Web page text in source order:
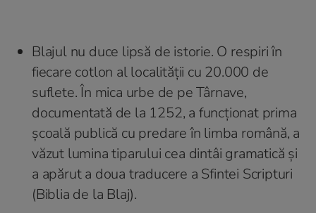
Blajul nu duce lipsă de istorie. O respiri în
fiecare cotlon al localității cu 20.000 de
suflete. În mica urbe de pe Târnave,
documentată de la 1252, a funcționat prima
școală publică cu predare în limba română, a
văzut lumina tiparului cea dintâi gramatică și
a apărut a doua traducere a Sfintei Scripturi
(Biblia de la Blaj).